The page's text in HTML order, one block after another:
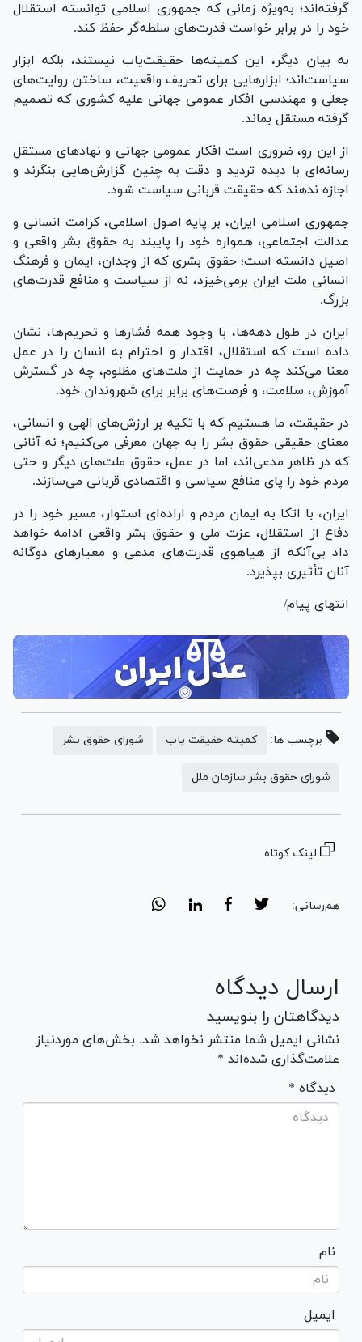
گرفته‌اند؛ به‌ویژه زمانی که جمهوری اسلامی توانسته استقلال
خود را در برابر خواست قدرت‌های سلطه‌گر حفظ کند.
به بیان دیگر، این کمیته‌ها حقیقت‌یاب نیستند، بلکه ابزار
سیاست‌اند؛ ابزار‌هایی برای تحریف واقعیت، ساختن روایت‌های
جعلی و مهندسی افکار عمومی جهانی علیه کشوری که تصمیم
گرفته مستقل بماند.
از این رو، ضروری است افکار عمومی جهانی و نهاد‌های مستقل
رسانه‌ای با دیده تردید و دقت به چنین گزارش‌هایی بنگرند و
اجازه ندهند که حقیقت قربانی سیاست شود.
جمهوری اسلامی ایران، بر پایه اصول اسلامی، کرامت انسانی و
عدالت اجتماعی، همواره خود را پایبند به حقوق بشر واقعی و
اصیل دانسته است؛ حقوق بشری که از وجدان، ایمان و فرهنگ
انسانی ملت ایران برمی‌خیزد، نه از سیاست و منافع قدرت‌های
بزرگ.
ایران در طول دهه‌ها، با وجود همه فشار‌ها و تحریم‌ها، نشان
داده است که استقلال، اقتدار و احترام به انسان را در عمل
معنا می‌کند چه در حمایت از ملت‌های مظلوم، چه در گسترش
آموزش، سلامت، و فرصت‌های برابر برای شهروندان خود.
در حقیقت، ما هستیم که با تکیه بر ارزش‌های الهی و انسانی،
معنای حقیقی حقوق بشر را به جهان معرفی می‌کنیم؛ نه آنانی
که در ظاهر مدعی‌اند، اما در عمل، حقوق ملت‌های دیگر و حتی
مردم خود را پای منافع سیاسی و اقتصادی قربانی می‌سازند.
ایران، با اتکا به ایمان مردم و اراده‌ای استوار، مسیر خود را در
دفاع از استقلال، عزت ملی و حقوق بشر واقعی ادامه خواهد
داد بی‌آنکه از هیاهوی قدرت‌های مدعی و معیار‌های دوگانه
آنان تأثیری بپذیرد.
انتهای پیام/
برچسب ها: کمیته حقیقت یاب شورای حقوق بشر
شورای حقوق بشر سازمان ملل
لینک کوتاه
هم‌رسانی:
ارسال دیدگاه
دیدگاهتان را بنویسید
نشانی ایمیل شما منتشر نخواهد شد. بخش‌های موردنیاز
علامت‌گذاری شده‌اند *
* دیدگاه
نام
ایمیل